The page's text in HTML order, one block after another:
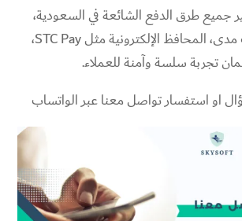
جميع طرق الدفع الشائعة في السعودية،
بما في ذلك بطاقات مدى، المحافظ الإلكترونية مثل STC Pay،
تجربة سلسة وآمنة للعملاء.
او استفسار تواصل معنا عبر الواتساب